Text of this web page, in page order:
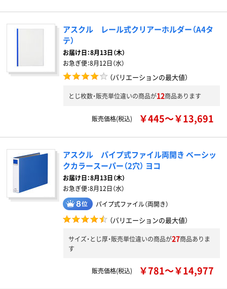
アスクル レール式クリアーホルダー（A4タ
テ）
お届け日：8月13日（木）
お急ぎ便：8月12日（水）
（バリエーションの最大値）
とじ枚数・販売単位違いの商品が12商品あります
販売価格(税込) ￥445～￥13,691
アスクル パイプ式ファイル両開き ベーシッ
クカラースーパー（2穴） ヨコ
お届け日：8月13日（木）
お急ぎ便：8月12日（水）
パイプ式ファイル（両開き）
（バリエーションの最大値）
サイズ・とじ厚・販売単位違いの商品が27商品ありま
す
販売価格(税込) ￥781～￥14,977